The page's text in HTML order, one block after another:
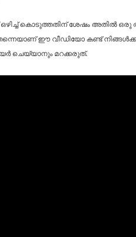
കൊടുത്തതിന് ശേഷം അതിൽ ഒരു
ഈ വീഡിയോ കണ്ട്
ചെയ്യാനും മറക്കരുത്.